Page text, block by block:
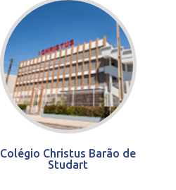
Colégio Christus Barão de
Studart